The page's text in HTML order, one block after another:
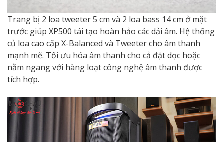
Trang bị 2 loa tweeter 5 cm và 2 loa bass 14 cm ở mặt
trước giúp XP500 tái tạo hoàn hảo các dải âm. Hệ thống
củ loa cao cấp X-Balanced và Tweeter cho âm thanh
mạnh mẽ. Tối ưu hóa âm thanh cho cả đặt dọc hoặc
nằm ngang với hàng loạt công nghệ âm thanh được
tích hợp.